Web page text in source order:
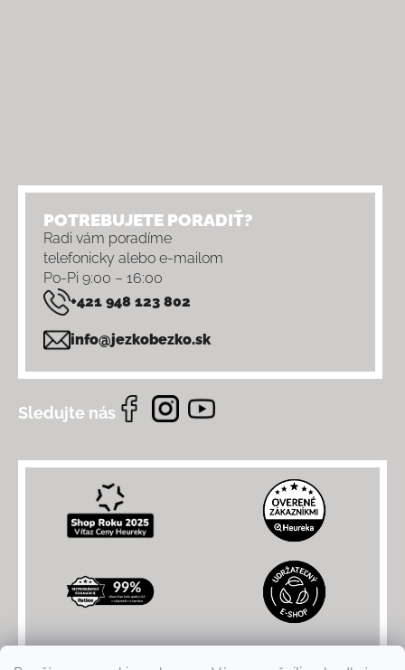
POTREBUJETE PORADIŤ?
Radi vám poradíme
telefonicky alebo e-mailom
Po-Pi 9:00 – 16:00
+421 948 123 802
info@jezkobezko.sk
Sledujte nás